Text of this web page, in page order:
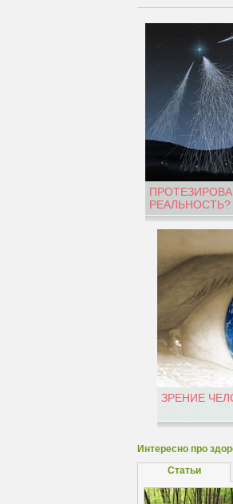
РЕАЛЬНОСТЬ?
ЗРЕНИЕ
Интересно про
Статьи